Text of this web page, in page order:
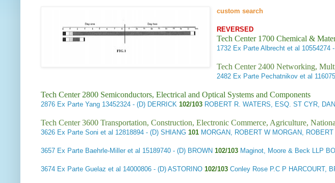
custom search
REVERSED
Tech Center 1700 Chemical &
1732 Ex Parte Albrecht et al 10554274
Tech Center 2400 Networking,
2482 Ex Parte Pechatnikov et al
Tech Center 2800 Semiconductors, Electrical and Optical Systems and Components
2876 Ex Parte Yang 13452324 - (D) DERRICK 102/103 ROBERT R. WATERS, ESQ. ST CYR,
Tech Center 3600 Transportation, Construction, Electronic Commerce, Agriculture,
3626 Ex Parte Soni et al 12818894 - (D) SHIANG 101 MORGAN, ROBERT W MORGAN, ROBERT
3657 Ex Parte Baehrle-Miller et al 15189740 - (D) BROWN 102/103 Maginot, Moore & Beck LLP
3674 Ex Parte Guelaz et al 14000806 - (D) ASTORINO 102/103 Conley Rose P.C P HARCOURT,